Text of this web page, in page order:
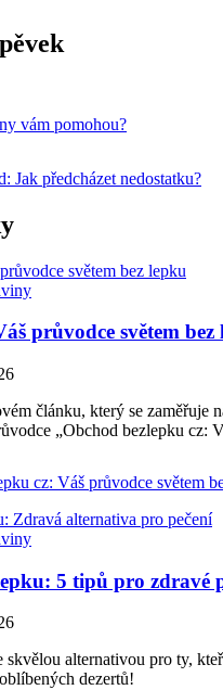
vám pomohou?
Jak předcházet nedostatku?
průvodce světem bez
článku, který se
„Obchod bezlepku cz:
cz: Váš průvodce světem
5 tipů pro zdravé
skvělou alternativou pro ty,
dezertů!